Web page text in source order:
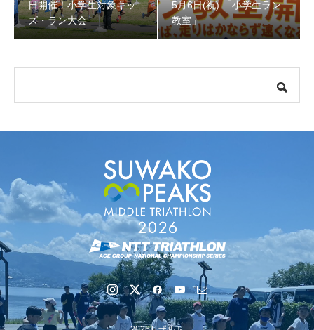
【会議報告】諏訪地域６市町村連絡会議を開催しました
日開催！小学生対象キッ
ズ・ラン大会
5月6日(祝) 「小学生ラン
教室」